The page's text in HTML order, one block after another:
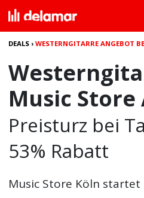
DEALS ›WESTERNGITARRE ANGEBOT
Music
Preisturz bei
53% Rabatt
Music Store Köln